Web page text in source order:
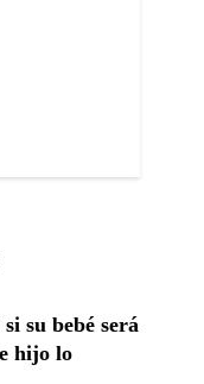
su bebé será
hijo lo